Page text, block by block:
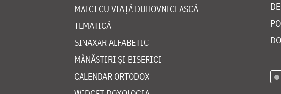
MAICI CU VIAȚĂ DUHOVNICEASCĂ
TEMATICĂ
SINAXAR ALFABETIC
MĂNĂSTIRI ȘI BISERICI
CALENDAR ORTODOX